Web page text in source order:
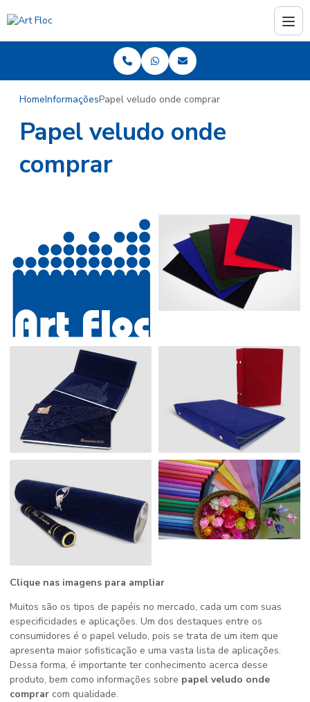
HomeInformaçõesPapel veludo onde comprar
Papel veludo onde
comprar
Clique nas imagens para ampliar
Muitos são os tipos de papéis no mercado, cada um com suas
especificidades e aplicações. Um dos destaques entre os
consumidores é o papel veludo, pois se trata de um item que
apresenta maior sofisticação e uma vasta lista de aplicações.
Dessa forma, é importante ter conhecimento acerca desse
produto, bem como informações sobre papel veludo onde
comprar com qualidade.